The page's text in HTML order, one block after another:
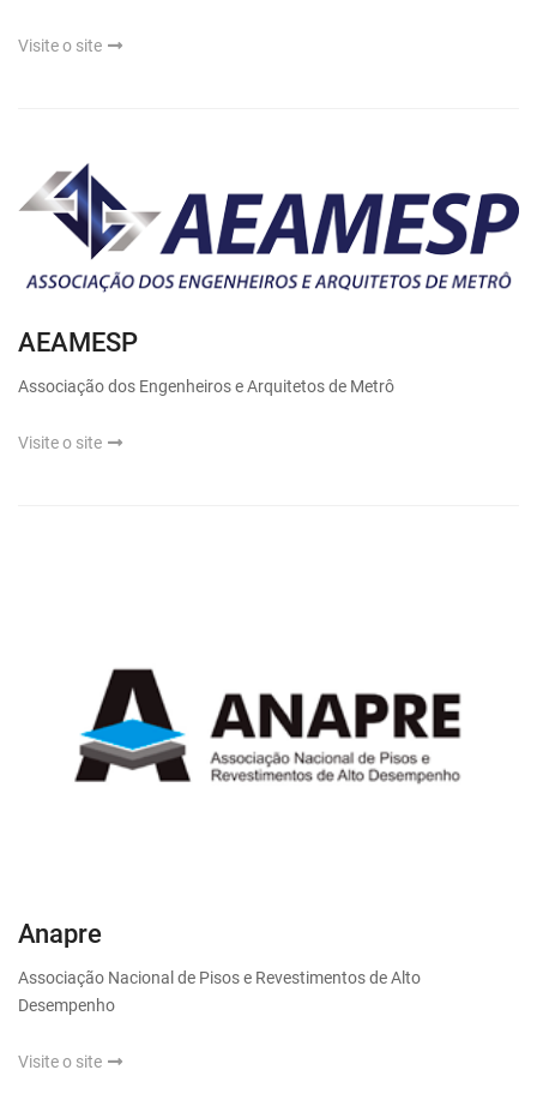
Visite o site
AEAMESP
Associação dos Engenheiros e Arquitetos de Metrô
Visite o site
Anapre
Associação Nacional de Pisos e Revestimentos de Alto
Desempenho
Visite o site